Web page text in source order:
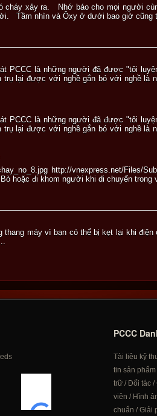
cháy xảy ra. Nhớ báo cho mọi người
Tầm nhìn và Ôxy ở dưới bao giờ cũng
PCCC là những người đã được "tôi
lại được với nghề gắn bó với nghề là
PCCC là những người đã được "tôi
lại được với nghề gắn bó với nghề là
http://vnexpress.net/Files/
hoặc đi khom người khi di chuyển trong
thang máy vì bạn có thể bị kẹt lại khi
PCCC
Tài liệu kỹ
tin sản phẩm
trữ/Đối tác/
viên / Hình
chuẩn /Giải